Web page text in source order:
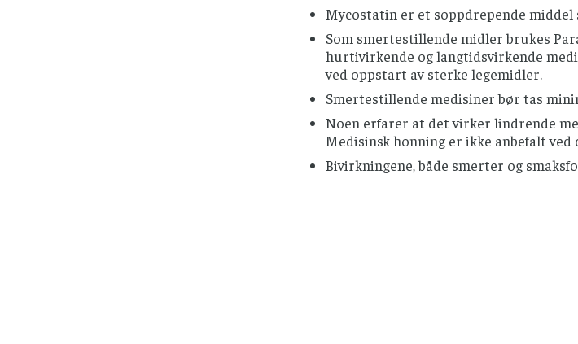
Mycostatin er et soppdrepende middel
Som smertestillende midler brukes
hurtivirkende og langtidsvirkende
ved oppstart av sterke legemidler.
Smertestillende medisiner bør tas
Noen erfarer at det virker lindrende
Medisinsk honning er ikke anbefalt ved
Bivirkningene, både smerter og